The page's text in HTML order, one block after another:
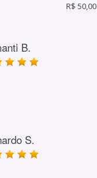
R$ 50,00
B.
S.